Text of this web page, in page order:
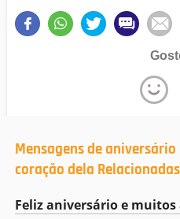
Mensagens de
coração dela Relacionadas
Feliz aniversário e muitos